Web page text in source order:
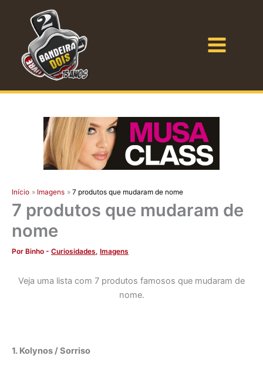
conteúdo
Início Imagens 7 produtos que mudaram de nome
7 produtos que mudaram de
nome
Por Binho - Curiosidades, Imagens
Veja uma lista com 7 produtos famosos que mudaram de
nome.
1. Kolynos / Sorriso